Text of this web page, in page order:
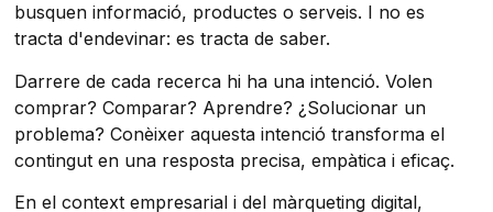
busquen informació, productes o serveis. I no es
tracta d'endevinar: es tracta de saber.
Darrere de cada recerca hi ha una intenció. Volen
comprar? Comparar? Aprendre? ¿Solucionar un
problema? Conèixer aquesta intenció transforma el
contingut en una resposta precisa, empàtica i eficaç.
En el context empresarial i del màrqueting digital,